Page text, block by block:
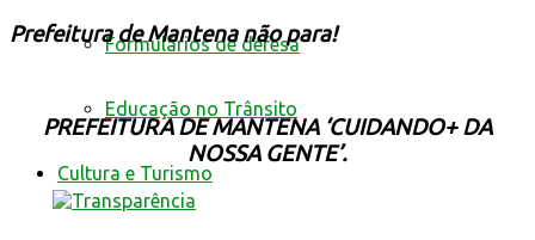
Formulários de defesa
Educação no Trânsito
Cultura e Turismo
Prefeitura de Mantena não para!
PREFEITURA DE MANTENA ‘CUIDANDO+ DA
NOSSA GENTE’.